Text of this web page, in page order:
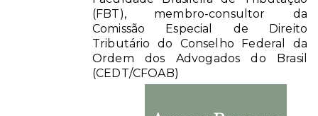
(FBT), membro-consultor da
Comissão Especial de Direito
Tributário do Conselho Federal da
Ordem dos Advogados do Brasil
(CEDT/CFOAB)